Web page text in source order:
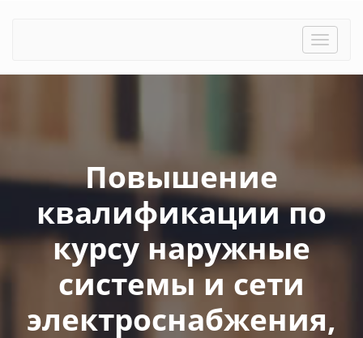
Toggle
Повышение
квалификации по
курсу наружные
системы и сети
электроснабжения,